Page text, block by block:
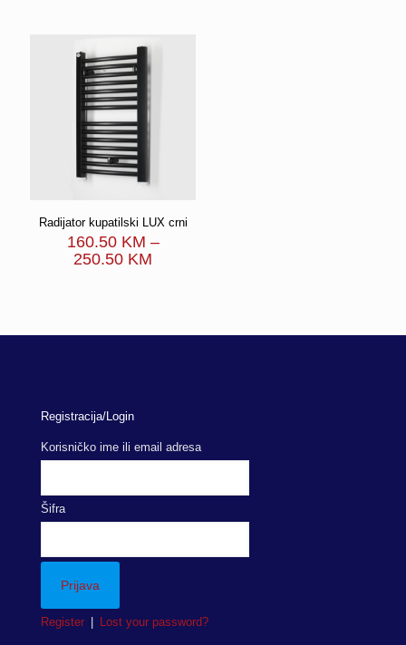
Radijator kupatilski LUX crni
160.50 KM –
250.50 KM
Registracija/Login
Korisničko ime ili email adresa
Šifra
Register Lost your password?